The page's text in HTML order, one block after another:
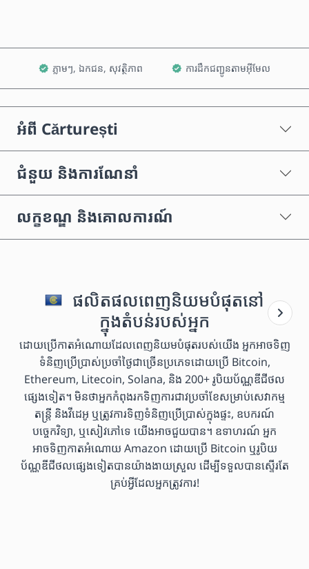
ភ្លាមៗ, ឯកជន, សុវត្ថិភាព ការដឹកជញ្ជូនតាមអ៊ីមែល
អំពី Cărturești
ជំនួយ និងការណែនាំ
លក្ខខណ្ឌ និងគោលការណ៍
ផលិតផលពេញនិយមបំផុតនៅ
ក្នុងតំបន់របស់អ្នក
ដោយប្រើកាតអំណោយដែលពេញនិយមបំផុតរបស់យើង អ្នកអាចទិញ
ទំនិញប្រើប្រាស់ប្រចាំថ្ងៃជាច្រើនប្រភេទដោយប្រើ Bitcoin,
Ethereum, Litecoin, Solana, និង 200+ រូបិយប័ណ្ណឌីជីថល
ផ្សេងទៀត។ មិនថាអ្នកកំពុងរកទិញការជាវប្រចាំខែសម្រាប់សេវាកម្ម
តន្ត្រី និងវីដេអូ ឬត្រូវការទិញទំនិញប្រើប្រាស់ក្នុងផ្ទះ, ឧបករណ៍
បច្ចេកវិទ្យា, ឬសៀវភៅទេ យើងអាចជួយបាន។ ឧទាហរណ៍ អ្នក
អាចទិញកាតអំណោយ Amazon ដោយប្រើ Bitcoin ឬរូបិយ
ប័ណ្ណឌីជីថលផ្សេងទៀតបានយ៉ាងងាយស្រួល ដើម្បីទទួលបានស្ទើរតែ
គ្រប់អ្វីដែលអ្នកត្រូវការ!